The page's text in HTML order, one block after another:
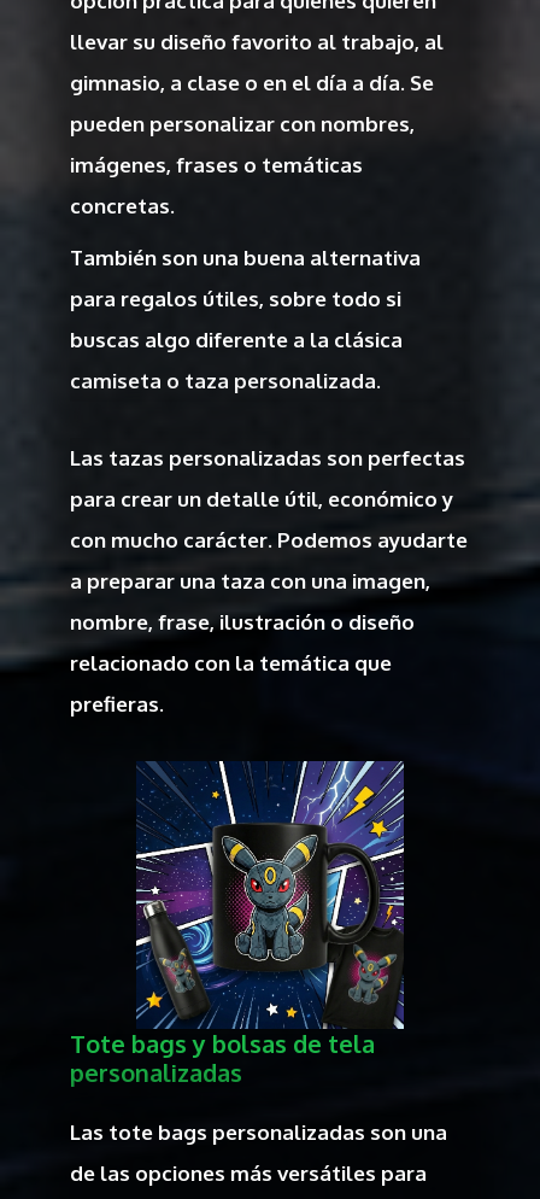
llevar su diseño favorito al trabajo, al
gimnasio, a clase o en el día a día. Se
pueden personalizar con nombres,
imágenes, frases o temáticas
concretas.
También son una buena alternativa
para regalos útiles, sobre todo si
buscas algo diferente a la clásica
camiseta o taza personalizada.
Las tazas personalizadas son perfectas
para crear un detalle útil, económico y
con mucho carácter. Podemos ayudarte
a preparar una taza con una imagen,
nombre, frase, ilustración o diseño
relacionado con la temática que
prefieras.
Tote bags y bolsas de tela
personalizadas
Las tote bags personalizadas son una
de las opciones más versátiles para